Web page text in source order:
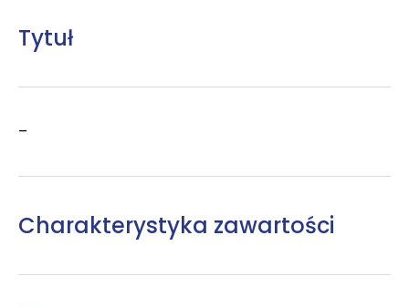
Tytuł
–
Charakterystyka zawartości